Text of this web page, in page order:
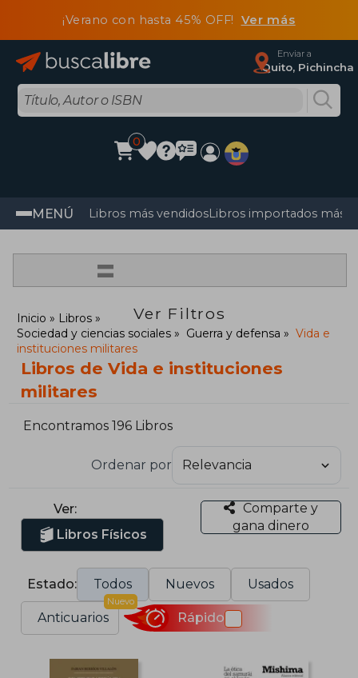
¡Verano con hasta 45% OFF! Ver más
Enviar a
Quito, Pichincha
0
MENÚ Libros más vendidosLibros importados más
=
Ver Filtros
Inicio
Libros
Sociedad y ciencias sociales
Guerra y defensa
Vida e
instituciones militares
Libros de Vida e instituciones
militares
Encontramos 196 Libros
Ordenar por
Ver:
Libros Físicos
Comparte y
gana dinero
Estado: Todos Nuevos Usados
Anticuarios
Nuevo
Rápido